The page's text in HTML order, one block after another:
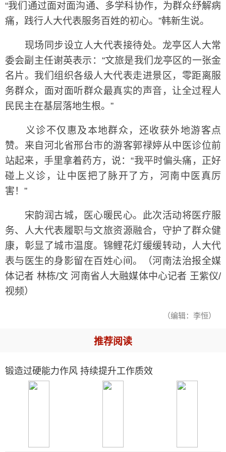
“我们通过面对面沟通、多学科协作，为群众纾解病
痛，践行人大代表服务百姓的初心。”韩新生说。
现场同步设立人大代表接待处。龙亭区人大常
委会副主任谢英表示：“文旅是我们龙亭区的一张金
名片。我们组织各级人大代表走进景区，零距离服
务群众，面对面听群众最真实的声音，让全过程人
民民主在基层落地生根。”
义诊不仅惠及本地群众，还收获外地游客点
赞。来自河北省邢台市的游客郭禄婷从中医诊位前
站起来，手里拿着药方，说：“我平时偏头痛，正好
碰上义诊，让中医把了脉开了方，河南中医真厉
害！”
宋韵润古城，医心暖民心。此次活动将医疗服
务、人大代表履职与文旅资源融合，守护了群众健
康，彰显了城市温度。锦鲤花灯缓缓转动，人大代
表与医生的身影留在百姓心间。（河南法治报全媒
体记者 林栋/文 河南省人大融媒体中心记者 王紫仪/
视频）
（编辑：李恒）
推荐阅读
锻造过硬能力作风 持续提升工作质效